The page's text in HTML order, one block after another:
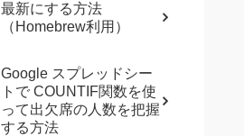
最新にする方法
（Homebrew利用）
Google スプレッドシー
トで COUNTIF関数を使
って出欠席の人数を把握
する方法